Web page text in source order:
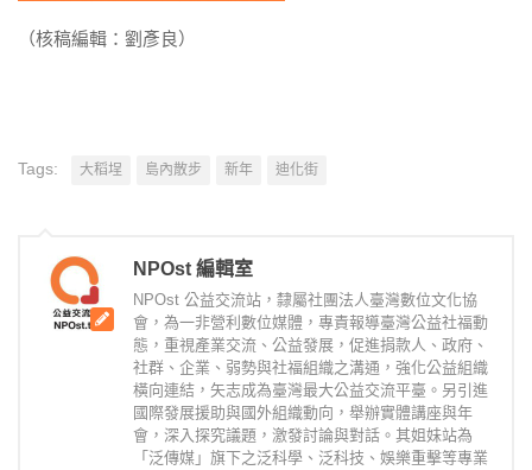
（核稿編輯：劉彥良）
Tags: 大稻埕 島內散步 新年 迪化街
NPOst 編輯室
NPOst 公益交流站，隸屬社團法人臺灣數位文化協
會，為一非營利數位媒體，專責報導臺灣公益社福動
態，重視產業交流、公益發展，促進捐款人、政府、
社群、企業、弱勢與社福組織之溝通，強化公益組織
橫向連結，矢志成為臺灣最大公益交流平臺。另引進
國際發展援助與國外組織動向，舉辦實體講座與年
會，深入探究議題，激發討論與對話。其姐妹站為
「泛傳媒」旗下之泛科學、泛科技、娛樂重擊等專業